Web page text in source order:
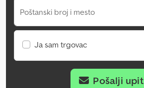
Poštanski broj i mesto
Ja sam trgovac
Pošalji upit